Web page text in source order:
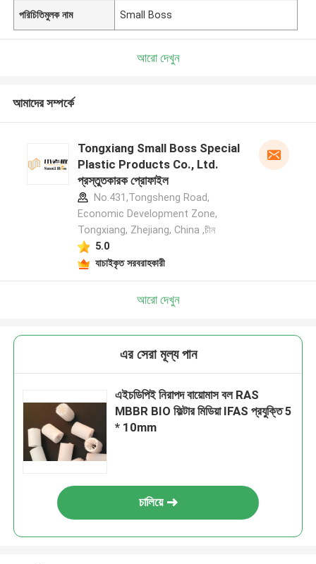
পরিচিতিমুলক নাম Small Boss
আরো দেখুন
আমাদের সম্পর্কে
Tongxiang Small Boss Special
Plastic Products Co., Ltd.
প্রস্তুতকারক প্রোফাইল
No.431,Tongsheng Road,
Economic Development Zone,
Tongxiang, Zhejiang, China ,চীন
5.0
যাচাইকৃত সরবরাহকারী
আরো দেখুন
এর সেরা মূল্য পান
এইচডিপিই নিরাপদ বায়োমাস বল RAS
MBBR BIO ফিল্টার মিডিয়া IFAS প্রযুক্তি 5
* 10mm
চালিয়ে